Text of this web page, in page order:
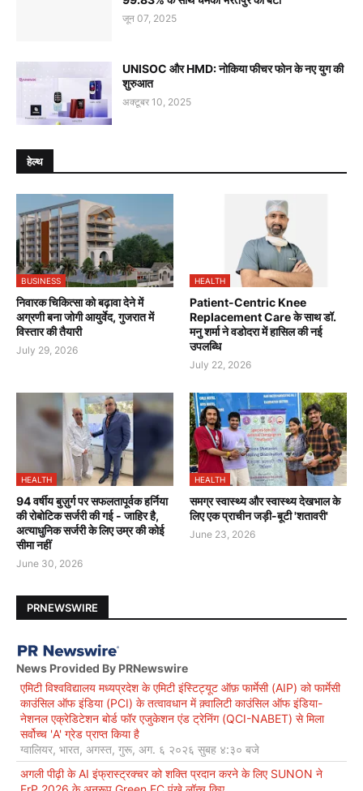
जून 07, 2025
UNISOC और HMD: नोकिया फीचर फोन के नए युग की
शुरुआत
अक्टूबर 10, 2025
हेल्थ
BUSINESS
निवारक चिकित्सा को बढ़ावा देने में
अग्रणी बना जोगी आयुर्वेद, गुजरात में
विस्तार की तैयारी
July 29, 2026
HEALTH
Patient-Centric Knee
Replacement Care के साथ डॉ.
मनु शर्मा ने वडोदरा में हासिल की नई
उपलब्धि
July 22, 2026
HEALTH
94 वर्षीय बुज़ुर्ग पर सफलतापूर्वक हर्निया
की रोबोटिक सर्जरी की गई - जाहिर है,
अत्याधुनिक सर्जरी के लिए उम्र की कोई
सीमा नहीं
June 30, 2026
HEALTH
समग्र स्वास्थ्य और स्वास्थ्य देखभाल के
लिए एक प्राचीन जड़ी-बूटी 'शतावरी'
June 23, 2026
PRNEWSWIRE
News Provided By PRNewswire
एमिटी विश्वविद्यालय मध्यप्रदेश के एमिटी इंस्टिट्यूट ऑफ़ फार्मेसी (AIP) को फार्मेसी
काउंसिल ऑफ इंडिया (PCI) के तत्वावधान में क़्वालिटी काउंसिल ऑफ इंडिया-
नेशनल एक्रेडिटेशन बोर्ड फॉर एजुकेशन एंड ट्रेनिंग (QCI-NABET) से मिला
सर्वोच्च 'A' ग्रेड प्राप्त किया है
ग्वालियर, भारत, अगस्त, गुरू, अग. ६ २०२६ सुबह ४:३० बजे
अगली पीढ़ी के AI इंफ्रास्ट्रक्चर को शक्ति प्रदान करने के लिए SUNON ने